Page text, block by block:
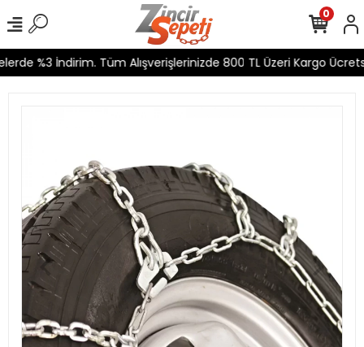
%3 İndirim. Tüm Alışverişlerinizde 800 TL Üzeri Kargo
0